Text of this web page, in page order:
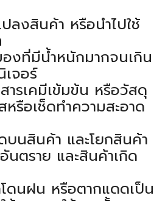
ลงสินค้า หรือนำไปใช้
งที่มีน้ำหนักมากจนเกิน
จอร์
ารเคมีเข้มข้น หรือวัสดุ
รือเช็ดทำความสะอาด
บนสินค้า และโยกสินค้า
อันตราย และสินค้าเกิด
ดนฝน หรือตากแดดเป็น